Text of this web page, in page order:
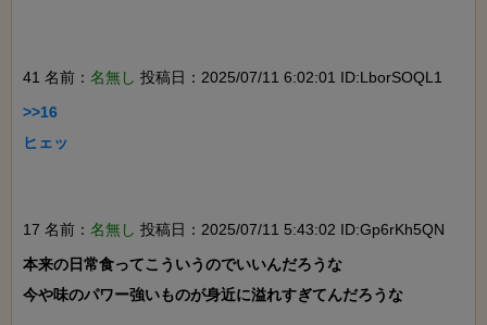
41 名前： 名無し 投稿日：2025/07/11 6:02:01 ID:LborSOQL1
>>16
ヒェッ
17 名前： 名無し 投稿日：2025/07/11 5:43:02 ID:Gp6rKh5QN
本来の日常食ってこういうのでいいんだろうな
今や味のパワー強いものが身近に溢れすぎてんだろうな